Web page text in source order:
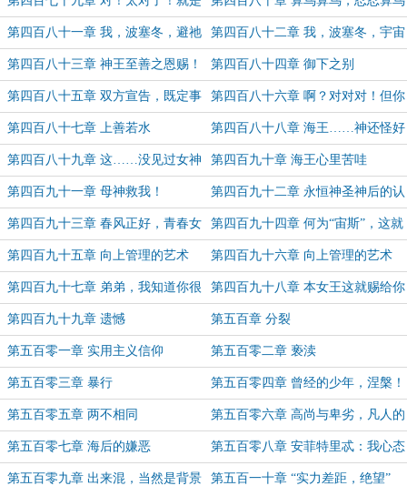
这样！
第四百八十一章 我，波塞冬，避祂
宙斯锋芒？
第四百八十二章 我，波塞冬，宇宙
第一智者！
第四百八十三章 神王至善之恩赐！
（新年快乐！！！）
第四百八十四章 御下之别
第四百八十五章 双方宣告，既定事
实
第四百八十六章 啊？对对对！但你
最好守得住她
第四百八十七章 上善若水 第四百八十八章 海王……神还怪好
嘞！
第四百八十九章 这……没见过女神
吗？
第四百九十章 海王心里苦哇
第四百九十一章 母神救我！ 第四百九十二章 永恒神圣神后的认
可
第四百九十三章 春风正好，青春女
神
第四百九十四章 何为“宙斯”，这就
是“宙斯”
第四百九十五章 向上管理的艺术
（上）
第四百九十六章 向上管理的艺术
（下）
第四百九十七章 弟弟，我知道你很
急，但你先别急
第四百九十八章 本女王这就赐给你
个够啊！
第四百九十九章 遗憾 第五百章 分裂
第五百零一章 实用主义信仰 第五百零二章 亵渎
第五百零三章 暴行 第五百零四章 曾经的少年，涅槃！
第五百零五章 两不相同 第五百零六章 高尚与卑劣，凡人的
骨气
第五百零七章 海后的嫌恶 第五百零八章 安菲特里忒：我心态
崩了啊！
第五百零九章 出来混，当然是背景 第五百一十章 “实力差距，绝望”